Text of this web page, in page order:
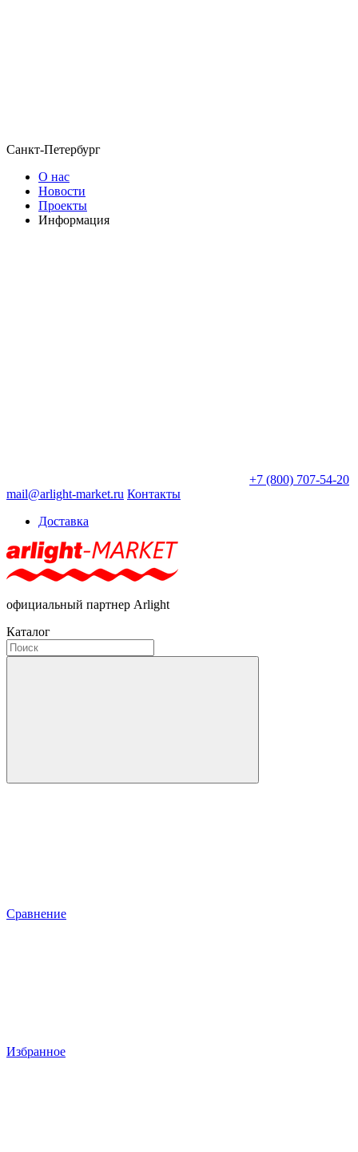
Санкт-Петербург
О нас
Новости
Проекты
Информация
+7 (800) 707-54-20
mail@arlight-market.ru Контакты
Доставка
официальный партнер Arlight
Каталог
Сравнение
Избранное